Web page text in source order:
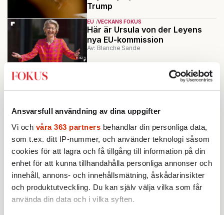
Ansvarsfull användning av dina uppgifter
Vi och våra 363 partners behandlar din personliga data,
som t.ex. ditt IP-nummer, och använder teknologi såsom
cookies för att lagra och få tillgång till information på din
enhet för att kunna tillhandahålla personliga annonser och
innehåll, annons- och innehållsmätning, åskådarinsikter
och produktutveckling. Du kan själv välja vilka som får
använda din data och i vilka syften.
Trump
EU VECKANS FOKUS
Här är Ursula von der Leyens
nya EU-kommission
Av: Blanche Sande
Därför ville
EU EU-VALET 2024 VECKANS FOKUS
med sig själv
Av: Blanche Sande
Ladda fler
Mest lästa